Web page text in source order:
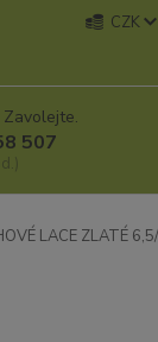
CZK
507
LACE ZLATÉ